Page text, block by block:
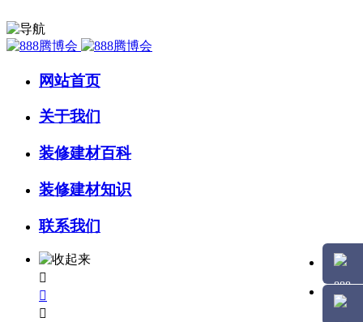
网站首页
关于我们
装修建材百科
装修建材知识
联系我们


